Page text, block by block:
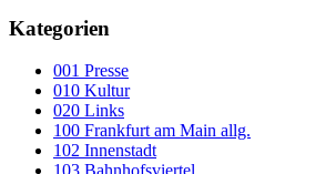
Kategorien
001 Presse
010 Kultur
020 Links
100 Frankfurt am Main allg.
102 Innenstadt